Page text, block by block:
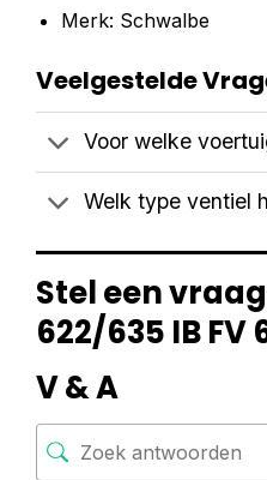
Merk: Schwalbe
Veelgestelde
Voor welke
Welk type ventiel
Stel een
622/635 IB FV
V & A